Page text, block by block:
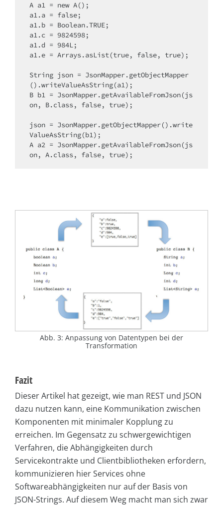
A a1 = new A();
a1.a = false;
a1.b = Boolean.TRUE;
a1.c = 9824598;
a1.d = 984L;
a1.e = Arrays.asList(true, false, true);
String json = JsonMapper.getObjectMapper
().writeValueAsString(a1);
B b1 = JsonMapper.getAvailableFromJson(js
on, B.class, false, true);
json = JsonMapper.getObjectMapper().write
ValueAsString(b1);
A a2 = JsonMapper.getAvailableFromJson(js
on, A.class, false, true);
Abb. 3: Anpassung von Datentypen bei der
Transformation
Fazit
Dieser Artikel hat gezeigt, wie man REST und JSON
dazu nutzen kann, eine Kommunikation zwischen
Komponenten mit minimaler Kopplung zu
erreichen. Im Gegensatz zu schwergewichtigen
Verfahren, die Abhängigkeiten durch
Servicekontrakte und Clientbibliotheken erfordern,
kommunizieren hier Services ohne
Softwareabhängigkeiten nur auf der Basis von
JSON-Strings. Auf diesem Weg macht man sich zwar